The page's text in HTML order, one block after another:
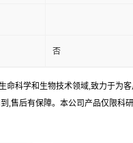
否
命科学和生物技术领域,致力于为
,售后有保障。本公司产品仅限科